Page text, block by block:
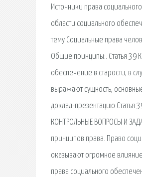
Источники права
области социального
тему Социальные права
Общие принципы:. Статья 39
обеспечение в старости, в
выражают сущность,
доклад-презентацию Статья
КОНТРОЛЬНЫЕ ВОПРОСЫ И
принципов права. Право
оказывают огромное
права социального